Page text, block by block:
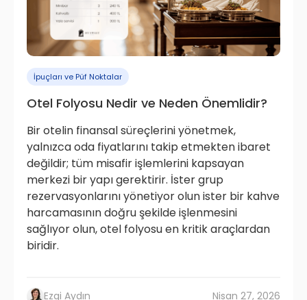
İpuçları ve Püf Noktalar
Otel Folyosu Nedir ve Neden Önemlidir?
Bir otelin finansal süreçlerini yönetmek,
yalnızca oda fiyatlarını takip etmekten ibaret
değildir; tüm misafir işlemlerini kapsayan
merkezi bir yapı gerektirir. İster grup
rezervasyonlarını yönetiyor olun ister bir kahve
harcamasının doğru şekilde işlenmesini
sağlıyor olun, otel folyosu en kritik araçlardan
biridir.
Ezgi Aydın Nisan 27, 2026